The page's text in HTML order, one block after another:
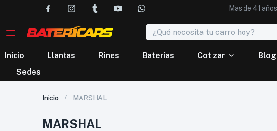
Mas de 41
Inicio Llantas Rines Baterías Cotizar
Blog
Sedes
Inicio MARSHAL
MARSHAL